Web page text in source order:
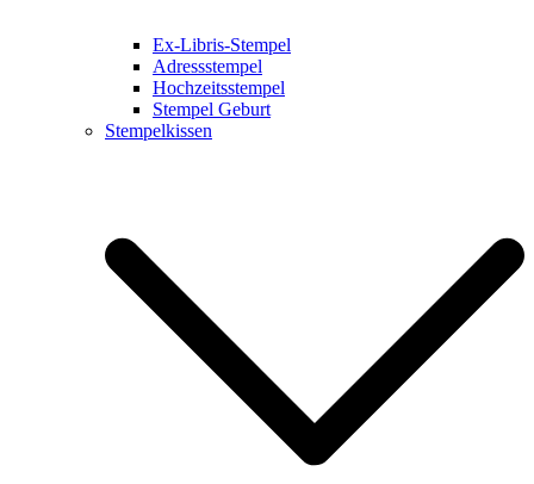
Ex-Libris-Stempel
Adressstempel
Hochzeitsstempel
Stempel Geburt
Stempelkissen